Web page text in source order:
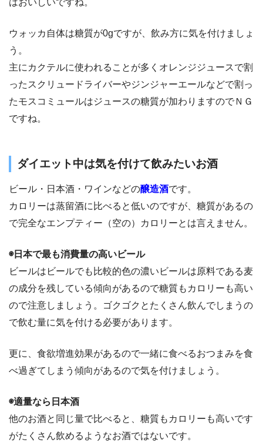
ウォッカ自体は糖質が0gですが、飲み方に気を付けましょ
う。
主にカクテルに使われることが多くオレンジジュースで割
ったスクリュードライバーやジンジャーエールなどで割っ
たモスコミュールはジュースの糖質が加わりますのでＮＧ
ですね。
ダイエット中は気を付けて飲みたいお酒
ビール・日本酒・ワインなどの醸造酒です。
カロリーは蒸留酒に比べると低いのですが、糖質があるの
で完全なエンプティー（空の）カロリーとは言えません。
◉日本で最も消費量の高いビール
ビールはビールでも比較的色の濃いビールは原料である麦
の成分を残している傾向があるので糖質もカロリーも高い
ので注意しましょう。ゴクゴクとたくさん飲んでしまうの
で飲む量に気を付ける必要があります。
更に、食欲増進効果があるので一緒に食べるおつまみを食
べ過ぎてしまう傾向があるので気を付けましょう。
◉適量なら日本酒
他のお酒と同じ量で比べると、糖質もカロリーも高いです
がたくさん飲めるようなお酒ではないです。